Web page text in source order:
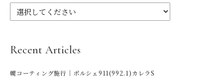
Recent Articles
幌コーティング施行｜ポルシェ911(992.1)カレラS